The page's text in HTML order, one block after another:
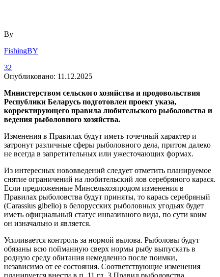
By
FishingBY
32
Опубликовано: 11.12.2025
Министерством сельского хозяйства и продовольствия
Республики Беларусь подготовлен проект указа,
корректирующего правила любительского рыболовства и
ведения рыболовного хозяйства.
Изменения в Правилах будут иметь точечный характер и
затронут различные сферы рыболовного дела, притом далеко
не всегда в запретительных или ужесточающих формах.
Из интересных нововведений следует отметить планируемое
снятие ограничений на любительский лов серебряного карася.
Если предложенные Минсельхозпродом изменения в
Правилах рыболовства будут приняты, то карась серебряный
(Carassius gibelio) в белорусских рыболовных угодьях будет
иметь официальный статус инвазивного вида, по сути коим
он изначально и является.
Усиливается контроль за нормой вылова. Рыболовы будут
обязаны всю пойманную сверх нормы рыбу выпускать в
родную среду обитания немедленно после поимки,
независимо от ее состояния. Соответствующие изменения